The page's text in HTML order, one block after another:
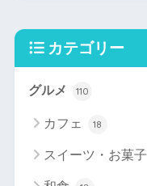
カテゴリー
グルメ 110
カフェ 18
スイーツ・お菓子